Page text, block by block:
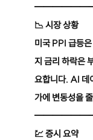
📉시장 상황
미국 PPI 급등
지 금리 하락은
요합니다. AI 데
가에 변동성을
💹증시 요약